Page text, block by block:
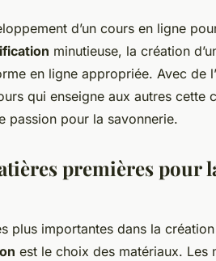
d’un cours en ligne
minutieuse, la création
en ligne appropriée. Avec de
qui enseigne aux autres cette
passion pour la savonnerie.
premières pour
plus importantes dans la
est le choix des matériaux. Les